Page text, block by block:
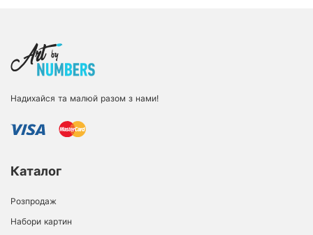
Надихайся та малюй разом з нами!
Каталог
Розпродаж
Набори картин